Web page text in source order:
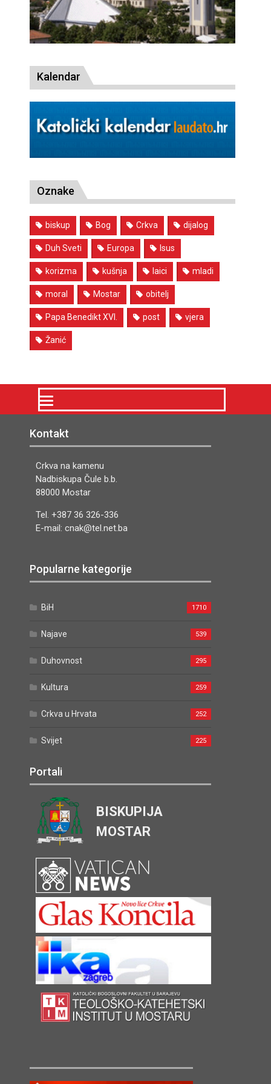
Kalendar
Oznake
biskup Bog Crkva dijalog
Duh Sveti Europa Isus
korizma kušnja laici mladi
moral Mostar obitelj
Papa Benedikt XVI. post vjera
Žanić
Kontakt
Crkva na kamenu
Nadbiskupa Čule b.b.
88000 Mostar
Tel. +387 36 326-336
E-mail: cnak@tel.net.ba
Popularne kategorije
BiH 1710
Najave 539
Duhovnost 295
Kultura 259
Crkva u Hrvata 252
Svijet 225
Portali
BISKUPIJA
MOSTAR